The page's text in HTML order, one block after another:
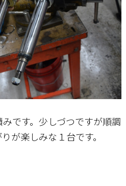
です。少しづつですが順調
が楽しみな１台です。